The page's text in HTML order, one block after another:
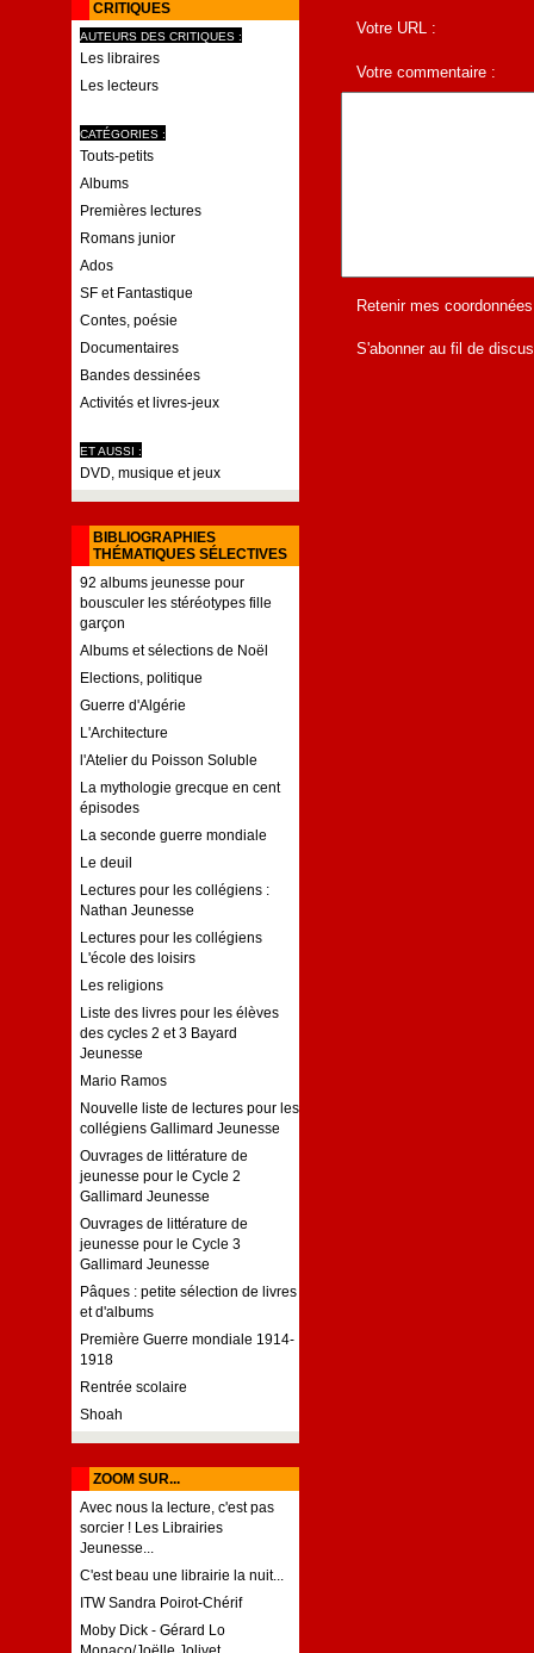
CRITIQUES
AUTEURS DES CRITIQUES :
Les libraires
Les lecteurs
CATÉGORIES :
Touts-petits
Albums
Premières lectures
Romans junior
Ados
SF et Fantastique
Contes, poésie
Documentaires
Bandes dessinées
Activités et livres-jeux
ET AUSSI :
DVD, musique et jeux
BIBLIOGRAPHIES
THÉMATIQUES SÉLECTIVES
92 albums jeunesse pour
bousculer les stéréotypes fille
garçon
Albums et sélections de Noël
Elections, politique
Guerre d'Algérie
L'Architecture
l'Atelier du Poisson Soluble
La mythologie grecque en cent
épisodes
La seconde guerre mondiale
Le deuil
Lectures pour les collégiens :
Nathan Jeunesse
Lectures pour les collégiens
L'école des loisirs
Les religions
Liste des livres pour les élèves
des cycles 2 et 3 Bayard
Jeunesse
Mario Ramos
Nouvelle liste de lectures pour les
collégiens Gallimard Jeunesse
Ouvrages de littérature de
jeunesse pour le Cycle 2
Gallimard Jeunesse
Ouvrages de littérature de
jeunesse pour le Cycle 3
Gallimard Jeunesse
Pâques : petite sélection de livres
et d'albums
Première Guerre mondiale 1914-
1918
Rentrée scolaire
Shoah
ZOOM SUR...
Avec nous la lecture, c'est pas
sorcier ! Les Librairies
Jeunesse...
C'est beau une librairie la nuit...
ITW Sandra Poirot-Chérif
Moby Dick - Gérard Lo
Votre URL :
Votre commentaire :
Retenir mes
S'abonner au fil de